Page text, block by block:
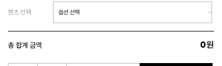
팬츠 선택
총 합계 금액 0원